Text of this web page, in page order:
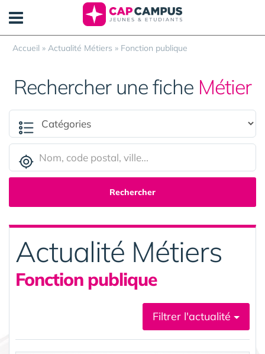
Accueil » Actualité Métiers » Fonction publique
Rechercher une fiche Métier
Rechercher
Actualité Métiers
Fonction publique
Filtrer l'actualité
Panneau de gestion des cookies